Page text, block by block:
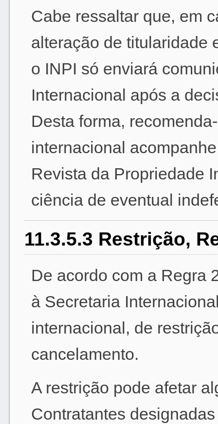
Cabe ressaltar que, em
alteração de titularidade
o INPI só enviará
Internacional após a
Desta forma,
internacional
Revista da Propriedade
ciência de eventual
11.3.5.3 Restrição,
De acordo com a Regra
à Secretaria
internacional, de
cancelamento.
A restrição pode afetar
Contratantes